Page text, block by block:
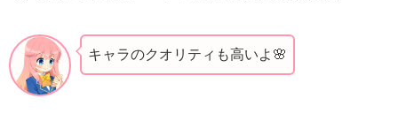
キャラのクオリティも高いよ🌸